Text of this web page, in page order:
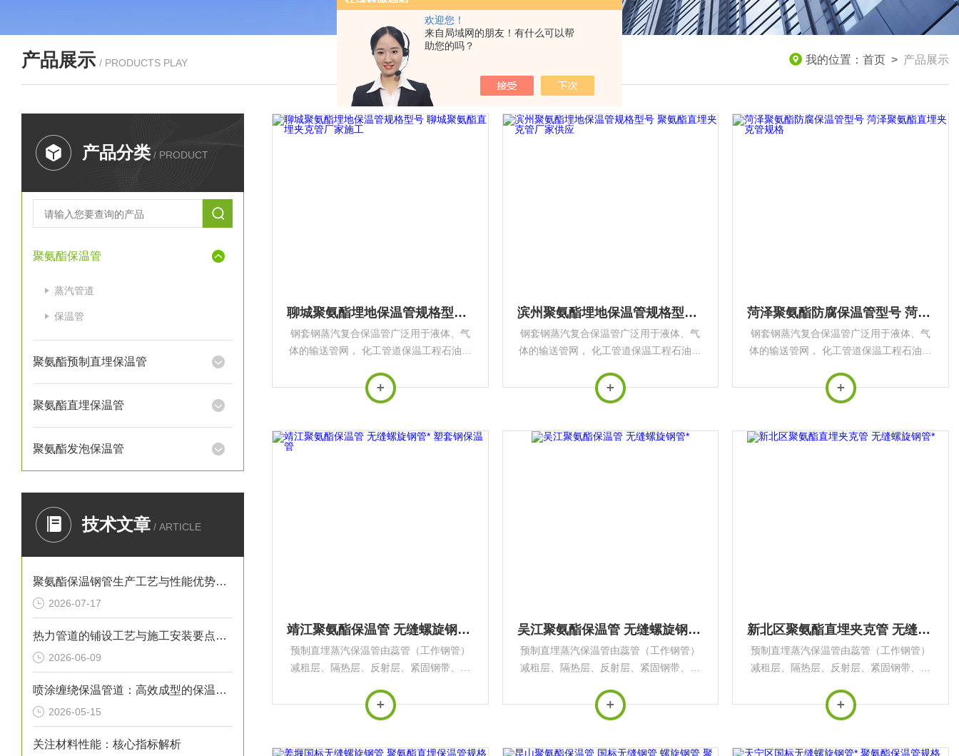
欢迎您！
来自局域网的朋友！有什么可以帮
助您的吗？
产品展示 / PRODUCTS PLAY 我的位置： 首页 > 产品展示
产品分类 / PRODUCT
聚氨酯保温管
蒸汽管道
保温管
聚氨酯预制直埋保温管
聚氨酯直埋保温管
聚氨酯发泡保温管
技术文章 / ARTICLE
聚氨酯保温钢管生产工艺与性能优势解析
2026-07-17
热力管道的铺设工艺与施工安装要点解析
2026-06-09
喷涂缠绕保温管道：高效成型的保温输送核心装备
2026-05-15
关注材料性能：核心指标解析
聊城聚氨酯埋地保温管规格型号 聊城聚氨酯直埋夹克管厂家施工
钢套钢蒸汽复合保温管广泛用于液体、气
体的输送管网， 化工管道保温工程石油、
道、市政工程等。聊城聚氨酯埋地保温管
规格型号 聊城聚氨酯直埋夹克管厂家施工
滨州聚氨酯埋地保温管规格型号 聚氨酯直埋夹克管厂家供应
钢套钢蒸汽复合保温管广泛用于液体、气
体的输送管网， 化工管道保温工程石油、
道、市政工程等。滨州聚氨酯埋地保温管
规格型号 聚氨酯直埋夹克管厂家供应
菏泽聚氨酯防腐保温管型号 菏泽聚氨酯直埋夹克管规格
钢套钢蒸汽复合保温管广泛用于液体、气
体的输送管网， 化工管道保温工程石油、
道、市政工程等。菏泽聚氨酯防腐保温管
型号 菏泽聚氨酯直埋夹克管规格
靖江聚氨酯保温管 无缝螺旋钢管* 塑套钢保温管
预制直埋蒸汽保温管由蕊管（工作钢管）
减租层、隔热层、反射层、紧固钢带、滑
酯、缠绕玻璃钢组成。具有强度高、不易
损坏且能承受较大上部荷载的特点，为达
吴江聚氨酯保温管 无缝螺旋钢管*
预制直埋蒸汽保温管由蕊管（工作钢管）
减租层、隔热层、反射层、紧固钢带、滑
酯、缠绕玻璃钢组成。具有强度高、不易
损坏且能承受较大上部荷载的特点，为达
新北区聚氨酯直埋夹克管 无缝螺旋钢管*
预制直埋蒸汽保温管由蕊管（工作钢管）
减租层、隔热层、反射层、紧固钢带、滑
酯、缠绕玻璃钢组成。具有强度高、不易
损坏且能承受较大上部荷载的特点，为达